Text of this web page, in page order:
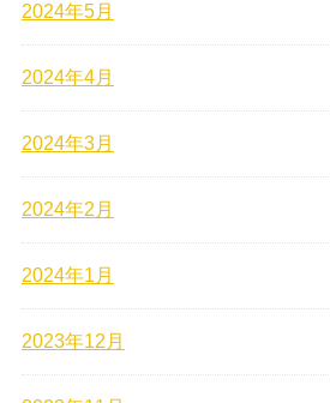
2024年5月
2024年4月
2024年3月
2024年2月
2024年1月
2023年12月